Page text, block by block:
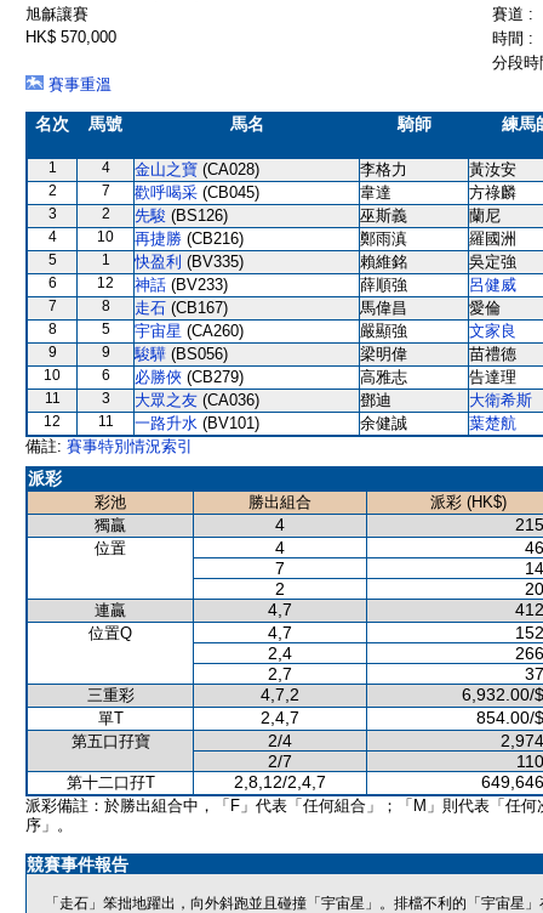
旭龢讓賽
賽道 :
HK$ 570,000
時間 :
分段
賽事重溫
名次 馬號 馬名 騎師 練馬
1 4 金山之寶 (CA028) 李格力 黃汝安
2 7 歡呼喝采 (CB045) 韋達 方祿麟
3 2 先駿 (BS126) 巫斯義 蘭尼
4 10 再捷勝 (CB216) 鄭雨滇 羅國洲
5 1 快盈利 (BV335) 賴維銘 吳定強
6 12 神話 (BV233) 薛順強 呂健威
7 8 走石 (CB167) 馬偉昌 愛倫
8 5 宇宙星 (CA260) 嚴顯強 文家良
9 9 駿驊 (BS056) 梁明偉 苗禮德
10 6 必勝俠 (CB279) 高雅志 告達理
11 3 大眾之友 (CA036) 鄧迪 大衛希斯
12 11 一路升水 (BV101) 余健誠
葉楚航
備註: 賽事特別情況索引
派彩
彩池 勝出組合
派彩 (HK$)
獨贏
4
位置 4
7
2
連贏 4,7
位置Q 4,7
2,4
2,7
三重彩 4,7,2 6,932.00/
單T 2,4,7 854.00/
第五口孖寶 2/4
2/7
第十二口孖T 2,8,12/2,4,7
派彩備註：於勝出組合中，「F」代表「任何組合」；「M」則代表「任何
序」。
競賽事件報告
「走石」笨拙地躍出，向外斜跑並且碰撞「宇宙星」。排檔不利的「宇宙星